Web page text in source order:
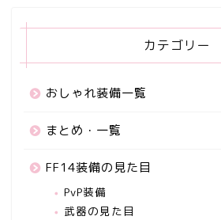
カテゴリー
おしゃれ装備一覧
まとめ・一覧
FF14装備の見た目
PvP装備
武器の見た目